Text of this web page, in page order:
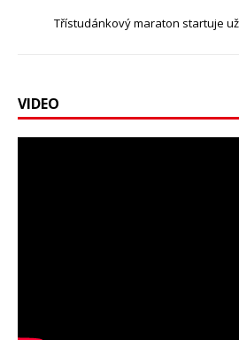
Třístudánkový maraton startuje
VIDEO